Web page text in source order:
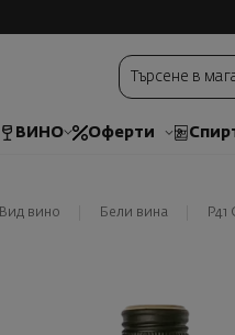
ВИНО Оферти
Вид вино Бели вина